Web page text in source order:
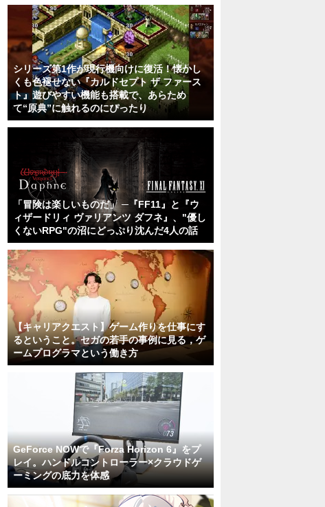
シリーズ第1作が現行機向けに復活！懐かし
くも色褪せない『カルドセプト ザ ファース
ト』遊びやすい機能も搭載で、あらため
て“原典”に触れるのにぴったり
「冒険は楽しいものだ」 ─『FF11』と『ウ
ィザードリィ ヴァリアンツ ダフネ』、"優し
くないRPG"の沼にどっぷり沈んだ4人の話
【キャリアクエスト】ゲーム作りを仕事にす
るということ。セガの若手の事例に見る，ゲ
ームプログラマという働き方
GeForce NOWで『Forza Horizon 6』をプ
レイ。ハンドルコントローラー×クラウドゲ
ーミングの底力を体感